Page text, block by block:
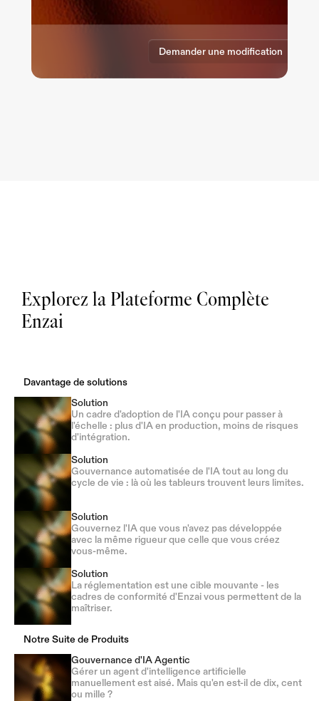
Demander une modification
Explorez la Plateforme Complète
Enzai
Davantage de solutions
Solution
Un cadre d'adoption de l'IA conçu pour passer à
l'échelle : plus d'IA en production, moins de risques
d'intégration.
Solution
Gouvernance automatisée de l'IA tout au long du
cycle de vie : là où les tableurs trouvent leurs limites.
Solution
Gouvernez l'IA que vous n'avez pas développée
avec la même rigueur que celle que vous créez
vous-même.
Solution
La réglementation est une cible mouvante - les
cadres de conformité d'Enzai vous permettent de la
maîtriser.
Notre Suite de Produits
Gouvernance d'IA Agentic
Gérer un agent d'intelligence artificielle
manuellement est aisé. Mais qu'en est-il de dix, cent
ou mille ?